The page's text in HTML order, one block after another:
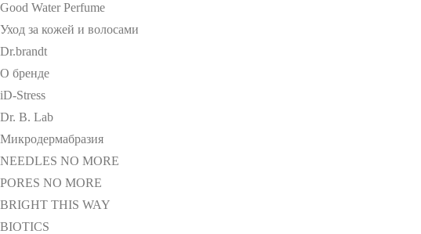
Good Water Perfume
Уход за кожей и волосами
Dr.brandt
О бренде
iD-Stress
Dr. B. Lab
Микродермабразия
NEEDLES NO MORE
PORES NO MORE
BRIGHT THIS WAY
BIOTICS